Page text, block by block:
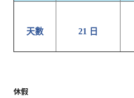
天數 21 日
休假